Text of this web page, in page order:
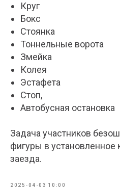
Круг
Бокс
Стоянка
Тоннельные ворота
Змейка
Колея
Эстафета
Стоп,
Автобусная остановка
Задача участников
фигуры в установленное
заезда.
2025-04-03 10:00